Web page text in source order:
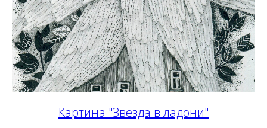
Картина "Звезда в ладони"